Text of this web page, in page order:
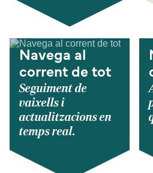
Navega al
corrent de tot
Seguiment de
vaixells i
actualitzacions en
temps real.